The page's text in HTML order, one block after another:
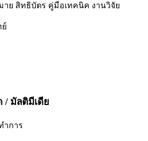
ย สิทธิบัตร คู่มือเทคนิค งานวิจัย
/ มัลติมีเดีย
ำการ